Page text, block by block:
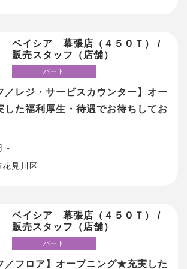
ベイシア 幕張店（４５０Ｔ） /
販売スタッフ（店舗）
パート
／レジ・サービスカウンター】オー
た福利厚生・待遇でお待ちしてお
見川区
ベイシア 幕張店（４５０Ｔ） /
販売スタッフ（店舗）
パート
／フロア】オープニング★充実した